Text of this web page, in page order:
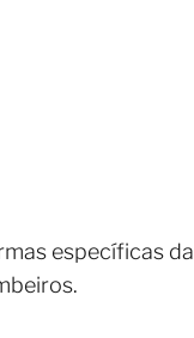
específicas da